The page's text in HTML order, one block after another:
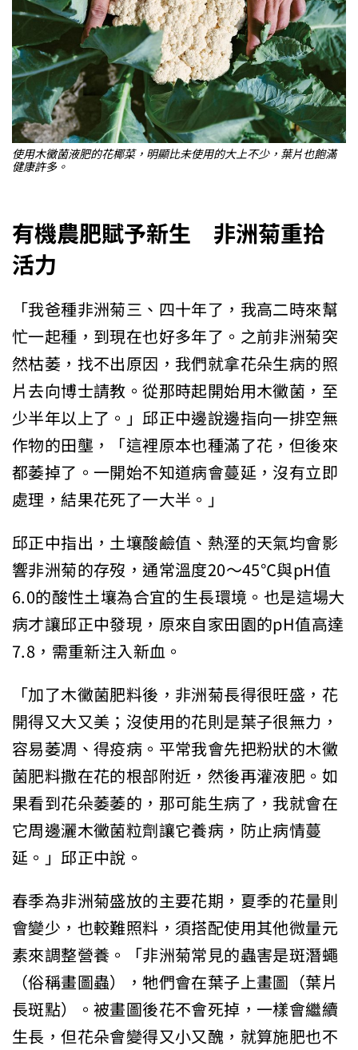
使用木黴菌液肥的花椰菜，明顯比未使用的大上不少，葉片也飽滿
健康許多。
有機農肥賦予新生 非洲菊重拾
活力
「我爸種非洲菊三、四十年了，我高二時來幫
忙一起種，到現在也好多年了。之前非洲菊突
然枯萎，找不出原因，我們就拿花朵生病的照
片去向博士請教。從那時起開始用木黴菌，至
少半年以上了。」邱正中邊說邊指向一排空無
作物的田壟，「這裡原本也種滿了花，但後來
都萎掉了。一開始不知道病會蔓延，沒有立即
處理，結果花死了一大半。」
邱正中指出，土壤酸鹼值、熱溼的天氣均會影
響非洲菊的存歿，通常溫度20～45℃與pH值
6.0的酸性土壤為合宜的生長環境。也是這場大
病才讓邱正中發現，原來自家田園的pH值高達
7.8，需重新注入新血。
「加了木黴菌肥料後，非洲菊長得很旺盛，花
開得又大又美；沒使用的花則是葉子很無力，
容易萎凋、得疫病。平常我會先把粉狀的木黴
菌肥料撒在花的根部附近，然後再灌液肥。如
果看到花朵萎萎的，那可能生病了，我就會在
它周邊灑木黴菌粒劑讓它養病，防止病情蔓
延。」邱正中說。
春季為非洲菊盛放的主要花期，夏季的花量則
會變少，也較難照料，須搭配使用其他微量元
素來調整營養。「非洲菊常見的蟲害是斑潛蠅
（俗稱畫圖蟲），牠們會在葉子上畫圖（葉片
長斑點）。被畫圖後花不會死掉，一樣會繼續
生長，但花朵會變得又小又醜，就算施肥也不